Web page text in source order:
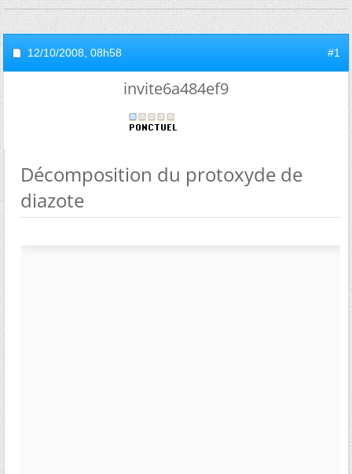
12/10/2008, 08h58 #1
invite6a484ef9
Décomposition du protoxyde de
diazote